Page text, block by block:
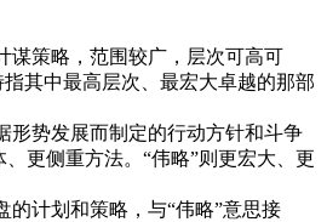
谋策略，范围较广，层次可高可
指其中最高层次、最宏大卓越的那部
形势发展而制定的行动方针和斗争
更侧重方法。“伟略”则更宏大、更
的计划和策略，与“伟略”意思接